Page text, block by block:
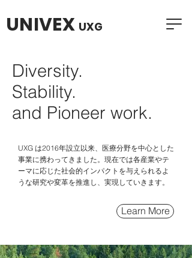
UNIVEX UXG
Diversity.
Stability.
and Pioneer work.
U​XG は2016年設立以来、 医療分野を中心とした
事業に携わってきました。現在では各産業やテ
ーマに応じた社会的インパクトを与えられるよ
うな研究や変革を推進し、実現していきます。
Learn More